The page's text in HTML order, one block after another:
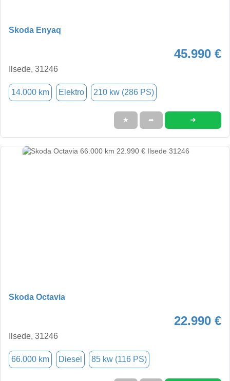
Skoda Enyaq
45.990 €
Ilsede, 31246
14.000 km Elektro 210 kw (286 PS)
★ ➦ ➜
Skoda Octavia
22.990 €
Ilsede, 31246
66.000 km Diesel 85 kw (116 PS)